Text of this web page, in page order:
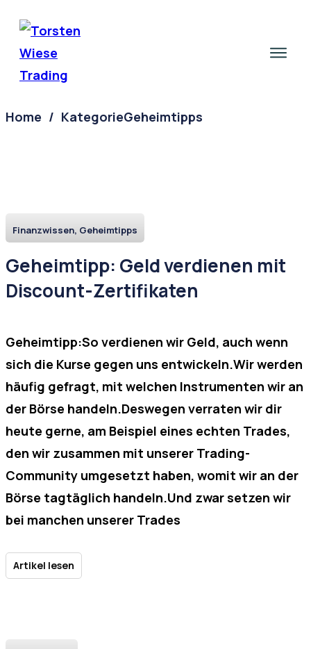
Home / KategorieGeheimtipps
Finanzwissen, Geheimtipps
Geheimtipp: Geld verdienen mit
Discount-Zertifikaten
Geheimtipp:So verdienen wir Geld, auch wenn
sich die Kurse gegen uns entwickeln.Wir werden
häufig gefragt, mit welchen Instrumenten wir an
der Börse handeln.Deswegen verraten wir dir
heute gerne, am Beispiel eines echten Trades,
den wir zusammen mit unserer Trading-
Community umgesetzt haben, womit wir an der
Börse tagtäglich handeln.Und zwar setzen wir
bei manchen unserer Trades
Artikel lesen